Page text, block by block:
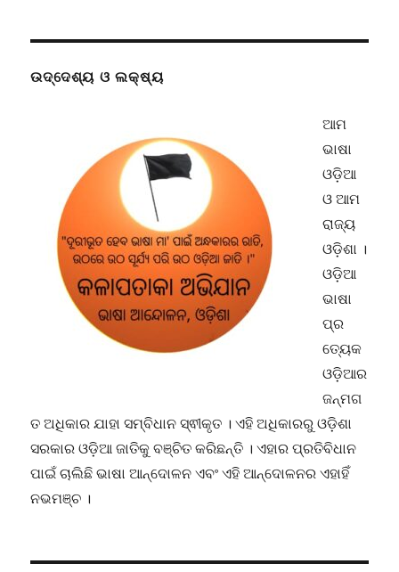
PAG
ଉଦ୍ଦେଶ୍ୟ ଓ ଲକ୍ଷ୍ୟ
ଆମ
ଭାଷା
ଓଡ଼ିଆ
ଓ ଆମ
ରାଜ୍ୟ
ଓଡ଼ିଶା ।
ଓଡ଼ିଆ
ଭାଷା
ପ୍ର
ତ୍ୟେକ
ଓଡ଼ିଆର
ଜନ୍ମଗ
ତ ଅଧିକାର ଯାହା ସମ୍ବିଧାନ ସ୍ଵୀକୃତ । ଏହି ଅଧିକାରରୁ ଓଡ଼ିଶା
ସରକାର ଓଡ଼ିଆ ଜାତିକୁ ବଞ୍ଚିତ କରିଛନ୍ତି । ଏହାର ପ୍ରତିବିଧାନ
ପାଇଁ ଚାଲିଛି ଭାଷା ଆନ୍ଦୋଳନ ଏବଂ ଏହି ଆନ୍ଦୋଳନର ଏହାହିଁ
ନଭମଞ୍ଚ ।